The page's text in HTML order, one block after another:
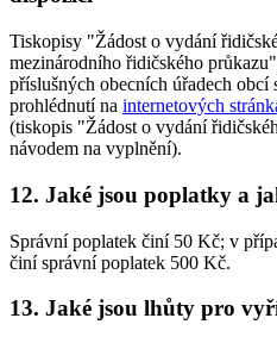
Tiskopisy "Žádost o vydání
mezinárodního řidičského
příslušných obecních úřadech obcí
prohlédnutí na internetových
(tiskopis "Žádost o vydání
návodem na vyplnění).
12. Jaké jsou poplatky a
Správní poplatek činí 50 Kč; v
činí správní poplatek 500 Kč.
13. Jaké jsou lhůty pro